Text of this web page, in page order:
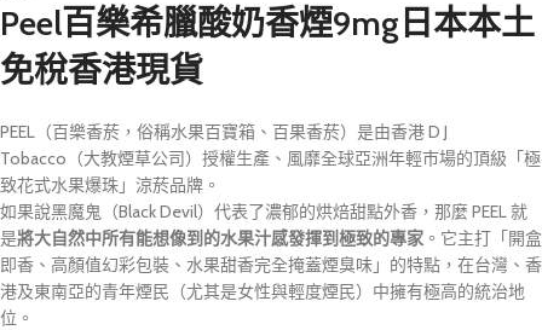
Peel百樂希臘酸奶香煙9mg日本本土
免稅香港現貨
PEEL（百樂香菸，俗稱水果百寶箱、百果香菸）是由香港 D J
Tobacco（大教煙草公司）授權生產、風靡全球亞洲年輕市場的頂級「極
致花式水果爆珠」涼菸品牌。
如果說黑魔鬼（Black Devil）代表了濃郁的烘焙甜點外香，那麼 PEEL 就
是將大自然中所有能想像到的水果汁感發揮到極致的專家 。它主打「開盒
即香、高顏值幻彩包裝、水果甜香完全掩蓋煙臭味」的特點，在台灣、香
港及東南亞的青年煙民（尤其是女性與輕度煙民）中擁有極高的統治地
位。